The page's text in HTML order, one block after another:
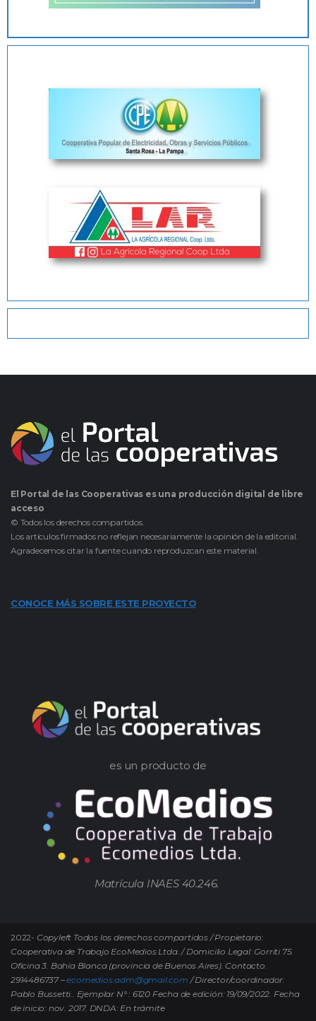
El Portal de las Cooperativas es una producción digital de libre
acceso
© Todos los derechos compartidos.
Los artículos firmados no reflejan necesariamente la opinión de la editorial.
Agradecemos citar la fuente cuando reproduzcan este material.
CONOCE MÁS SOBRE ESTE PROYECTO
es un producto de
Matrícula INAES 40.246.
2022- Copyleft Todos los derechos compartidos / Propietario:
Cooperativa de Trabajo EcoMedios Ltda. / Domicilio Legal: Gorriti 75.
Oficina 3. Bahía Blanca (provincia de Buenos Aires). Contacto.
2914486737 –ecomedios.adm@gmail.com / Director/coordinador:
Pablo Bussetti.. Ejemplar N° : 6120 Fecha de edición: 19/09/2022. Fecha
de inicio: nov. 2017. DNDA: En trámite